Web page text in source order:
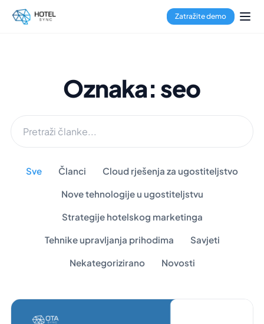
Zatražite demo
Oznaka: seo
Sve Članci Cloud rješenja za ugostiteljstvo
Nove tehnologije u ugostiteljstvu
Strategije hotelskog marketinga
Tehnike upravljanja prihodima Savjeti
Nekategorizirano Novosti